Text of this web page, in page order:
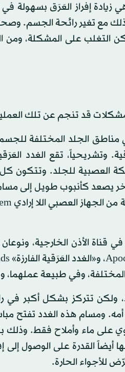
العَرَق بسهولة في
مع تغير رائحة الجسم.
التغلب على المشكلة،
ملايين غدة عَرقية في مناطق الجلد
العصبية للجلد.
يصعد كأنبوب طويل إلى
قناة الأذن الخارجية،
وفي طبيعة
ولكن تتركز بشكل أكبر في
ومسام هذه الغدد تفتح
للأجواء الحارة.